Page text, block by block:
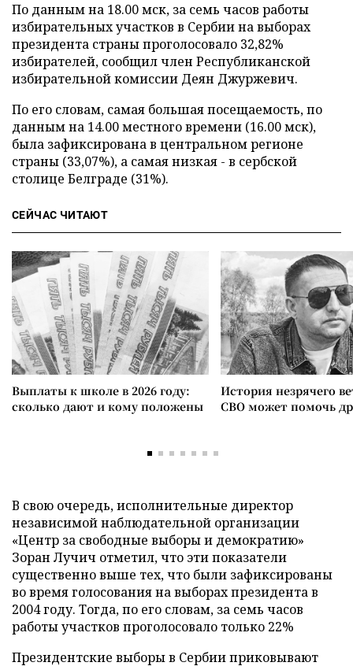
По данным на 18.00 мск, за семь часов работы
избирательных участков в Сербии на выборах
президента страны проголосовало 32,82%
избирателей, сообщил член Республиканской
избирательной комиссии Деян Джуржевич.
По его словам, самая большая посещаемость, по
данным на 14.00 местного времени (16.00 мск),
была зафиксирована в центральном регионе
страны (33,07%), а самая низкая - в сербской
столице Белграде (31%).
СЕЙЧАС ЧИТАЮТ
Выплаты к школе в 2026 году:
сколько дают и кому положены
История незрячего
СВО может помочь
В свою очередь, исполнительные директор
независимой наблюдательной организации
«Центр за свободные выборы и демократию»
Зоран Лучич отметил, что эти показатели
существенно выше тех, что были зафиксированы
во время голосования на выборах президента в
2004 году. Тогда, по его словам, за семь часов
работы участков проголосовало только 22%
Президентские выборы в Сербии приковывают